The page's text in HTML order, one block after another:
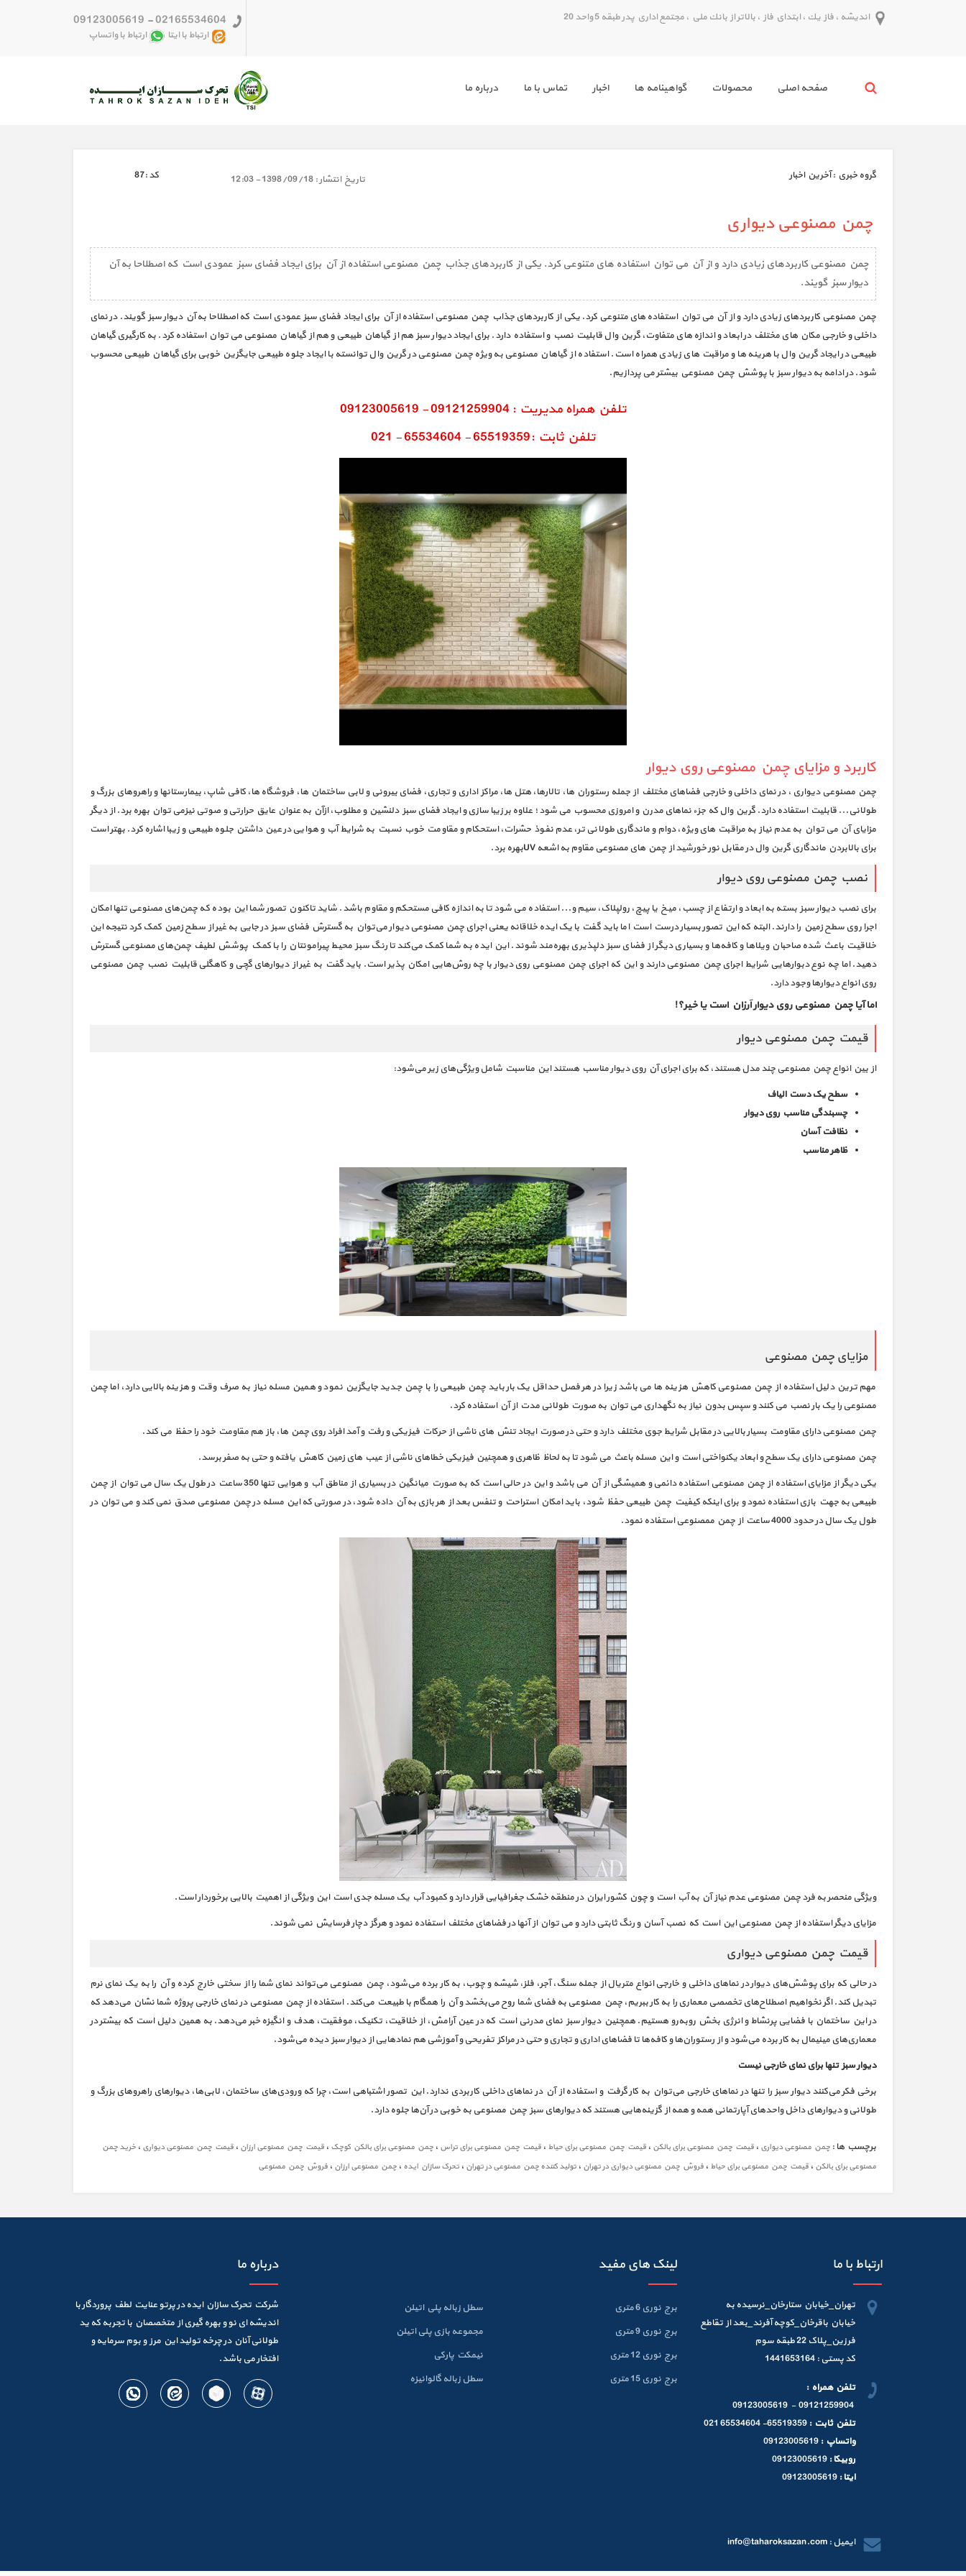
انديشه ، فاز يك ، ابتداي فاز ، بالاتر از بانك ملي ، مجتمع اداري پدر طبقه 5 واحد 20 02165534604
-
09123005619
ارتباط با ایتا ارتباط با واتساپ
صفحه اصلي محصولات گواهينامه ها اخبار تماس با ما درباره ما
گروه خبري :آخرین اخبار تاريخ انتشار :1398/09/18 - 12:03 كد :87
چمن مصنوعی دیواری
چمن مصنوعی کاربردهای زیادی دارد و از آن می توان استفاده های متنوعی کرد. یکی از کاربردهای جذاب چمن مصنوعی استفاده از آن برای ایجاد فضای سبز عمودی است که اصطلاحا به آن
دیوار سبز گویند.
چمن مصنوعی کاربردهای زیادی دارد و از آن می توان استفاده های متنوعی کرد. یکی از کاربردهای جذاب چمن مصنوعی استفاده از آن برای ایجاد فضای سبز عمودی است که اصطلاحا به آن دیوار سبز گویند. در نمای
داخلی و خارجی مکان های مختلف در ابعاد و اندازه های متفاوت، گرین وال قابلیت نصب و استفاده دارد. برای ایجاد دیوار سبز هم از گیاهان طبیعی و هم از گیاهان مصنوعی می توان استفاده کرد. به کارگیری گیاهان
طبیعی در ایجاد گرین وال با هرینه ها و مراقبت های زیادی همراه است. استفاده از گیاهان مصنوعی به ویژه چمن مصنوعی در گرین وال توانسته با ایجاد جلوه طبیعی جایگزین خوبی برای گیاهان طبیعی محسوب
شود. در ادامه به دیوار سبز با پوشش چمن مصنوعی بیشتر می پردازیم.
کاربرد و مزایای چمن مصنوعی روی دیوار
چمن مصنوعی دیواری ، در نمای داخلی و خارجی فضاهای مختلف از جمله رستوران ها، تالارها، هتل ها، مراكز ادارى و تجارى، فضای بیرونی و لابی ساختمان ها، فروشگاه ها، کافی شاپ، بيمارستانها و راهروهای بزرگ و
طولانی... قابلیت استفاده دارد. گرین وال که جزء نماهای مدرن و امروزی محسوب می شود ؛ علاوه بر زیبا سازی و ایجاد فضای سبز دلنشین و مطلوب، ازآن به عنوان عایق حرارتی و صوتی نیزمی توان بهره برد. از دیگر
مزایای آن می توان به عدم نیاز به مراقبت های ویژه، دوام و ماندگاری طولانی تر، عدم نفوذ حشرات، استحکام و مقاومت خوب نسبت به شرایط آب و هوایی در عین داشتن جلوه طبیعی و زیبا اشاره کرد. بهتر است
برای بالابردن ماندگاری گرین وال در مقابل نور خورشید از چمن های مصنوعی مقاوم به اشعه UVبهره برد.
نصب چمن مصنوعی روی دیوار
برای نصب دیوار سبز بسته به ابعاد و ارتفاع از چسب، میخ یا پیچ، رولپلاک، سیم و... استفاده می شود تا به اندازه کافی مستحکم و مقاوم باشد. شاید تاکنون تصور شما این بوده که چمن‌های مصنوعی تنها امکان
اجرا روی سطح زمین را دارند. البته که این تصور بسیار درست است اما باید گفت با یک ایده خلاقانه یعنی اجرای چمن مصنوعی دیوار می‌توان به گسترش فضای سبز در جایی به غیر از سطح زمین کمک کرد نتیجه این
خلاقیت باعث شده صاحبان ویلاها و کافه‌ها و بسیاری دیگر از فضای سبز دلپذیری بهره‌مند شوند. این ایده به شما کمک می‌کند تا رنگ سبز محیط پیرامونتان را با کمک پوشش لطیف چمن‌های مصنوعی گسترش
دهید. اما چه نوع دبوارهایی شرایط اجرای چمن مصنوعی دارند و این که اجرای چمن مصنوعی روی دیوار با چه روش‌هایی امکان پذیر است. باید گفت به غیر از دیوارهای گچی و کاهگلی قابلیت نصب چمن مصنوعی
روی انواع دیوارها وجود دارد.
اما آیا چمن مصنوعی روی دیوار اَرزان است یا خیر؟!
قیمت چمن مصنوعی دیوار
از بین انواع چمن مصنوعی چند مدل هستند، که برای اجرای آن روی دیوار مناسب هستند این مناسبت شامل ویژگی‌های زیر می‌شود:
سطح یک دست الیاف
چسبندگی مناسب روی دیوار
نظافت آسان
ظاهر مناسب
مزایای چمن مصنوعی
مهم ترین دلیل استفاده از چمن مصنوعی کاهش هزینه ها می باشد زیرا در هر فصل حداقل یک بار باید چمن طبیعی را با چمن جدید جایگزین نمود و همین مسله نیاز به صرف وقت و هزینه بالایی دارد، اما چمن
مصنوعی را یک بار نصب می کنند و سپس بدون نیاز به نگهداری می توان به صورت طولانی مدت از آن استفاده کرد.
چمن مصنوعی دارای مقاومت بسیار بالایی در مقابل شرایط جوی مختلف دارد و حتی در صورت ایجاد تنش های ناشی از حرکات فیزیکی و رفت و آمد افراد روی چمن ها، باز هم مقاومت خود را حفظ می کند.
چمن مصنوعی دارای یک سطح و ابعاد یکنواختی است و این مسله باعث می شود تا به لحاظ ظاهری و همچنین فیزیکی خطاهای ناشی از عیب های زمین کاهش یافته و حتی به صفر برسد.
یکی دیگر از مزایای استفاده از چمن مصنوعی استفاده دائمی و همیشگی از آن می باشد و این در حالی است که به صورت میانگین در بسیاری از مناطق آب و هوایی تنها 350 ساعت در طول یک سال می توان از چمن
طبیعی به جهت بازی استفاده نمود و برای اینکه کیفیت چمن طبیعی حفظ شود، باید امکان استراحت و تنفس بعد از هر بازی به آن داده شود، در صورتی که این مسله در چمن مصنوعی صدق نمی کند و می توان در
طول یک سال در حدود 4000 ساعت از چمن ممصنوعی استفاده نمود.
ویژگی منحصر به فرد چمن مصنوعی عدم نیاز آن به آب است و چون کشور ایران در منطقه خشک جغرافیایی قرار دارد و کمبود آب یک مسله جدی است این ویژگی از اهمیت بالایی برخوردار است.
مزایای دیگر استفاده از چمن مصنوعی این است که نصب آسان و رنگ ثابتی دارد و می توان از آنها در فضاهای مختلف استفاده نمود و هرگز دچار فرسایش نمی شوند.
قیمت چمن مصنوعی دیواری
در حالی که برای پوشش‌های دیوار در نماهای داخلی و خارجی انواع متریال از جمله سنگ، آجر، فلز، شیشه و چوب، به کار برده می‌شود، چمن مصنوعی می‌تواند نمای شما را از سختی خارج کرده و آن را به یک نمای نرم
تبدیل کند. اگر نخواهیم اصطلاح‌های تخصصی معماری را به کار ببریم، چمن مصنوعی به فضای شما روح می‌بخشد و آن را همگام با طبیعت می‌کند. استفاده از چمن مصنوعی در نمای خارجی پروژه شما نشان می‌دهد که
در این ساختمان با فضایی پرنشاط و انرژی بخش روبه‌رو هستیم. همچنین دیوار سبز نمای مدرنی است که در عین آرامش، از خلاقیت، تکنیک، موفقیت، هدف و انگیزه خبر می‌دهد. به همین دلیل است که بیشتر در
معماری‌های مینیمال به کار برده می‌شود و از رستوران‌ها و کافه‌ها تا فضاهای اداری و تجاری و حتی در مراکز تفریحی و آموزشی هم نمادهایی از دیوار سبز دیده می‌شود.
دیوار سبز تنها برای نمای خارجی نیست
برخی فکر می‌کنند دیوار سبز را تنها در نماهای خارجی می‌توان به کار گرفت و استفاده از آن در نماهای داخلی کاربردی ندارد. این تصور اشتباهی است، چرا که ورودی‌های ساختمان، لابی‌ها، دیوارهای راهروهای بزرگ و
طولانی و دیوارهای داخل واحدهای آپارتمانی همه و همه از گزینه‌هایی هستند که دیوارهای سبز چمن مصنوعی به خوبی در آن‌ها جلوه دارد.
برچسب ها : چمن مصنوعی دیواری ، قیمت چمن مصنوعی برای بالکن ، قیمت چمن مصنوعی برای حیاط ، قیمت چمن مصنوعی برای تراس ، چمن مصنوعی برای بالکن کوچک ، قیمت چمن مصنوعی ارزان ، قیمت چمن مصنوعی دیواری ، خرید چمن
مصنوعی برای بالکن ، قیمت چمن مصنوعی برای حیاط ، فروش چمن مصنوعی دیواری در تهران ، تولید کننده چمن مصنوعی در تهران ، تحرک سازان ایده ، چمن مصنوعی ارزان ، فروش چمن مصنوعی
ارتباط با ما
تهران_خیابان ستارخان_نرسیده به
خیابان باقرخان_کوچه آفرند_بعد از تقاطع
فرزین_پلاک 22 طبقه سوم
کد پستی : 1441653164
تلفن همراه :
تلفن ثابت :
واتساپ :
روبیکا :
ایتا :
ایمیل : info@taharoksazan.com
لینک های مفید
برج نوری 6 متری
سطل زباله پلي اتيلن
برج نوری 9 متری
مجموعه بازی پلی اتیلن
برج نوری 12 متری
نیمکت پارکی
برج نوری 15 متری
سطل زباله گالوانيزه
درباره ما
شرکت تحرک سازان ایده در پرتو عنایت لطف پروردگار با
اندیشه ای نو و بهره گیری از متخصصان با تجربه که ید
طولانی آنان در چرخه تولید این مرز و بوم سرمایه و
افتخار می باشد.